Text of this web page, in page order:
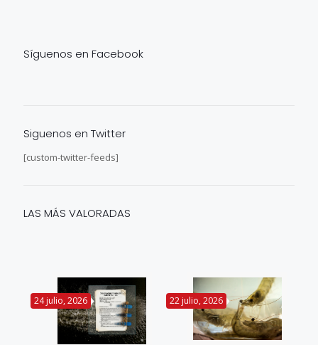
Síguenos en Facebook
Siguenos en Twitter
[custom-twitter-feeds]
LAS MÁS VALORADAS
24 julio, 2026 22 julio, 2026